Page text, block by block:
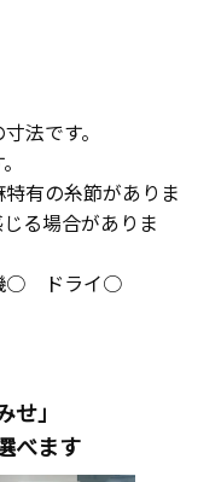
法です。
有の糸節がありま
る場合がありま
○ ドライ○
せ」
べます